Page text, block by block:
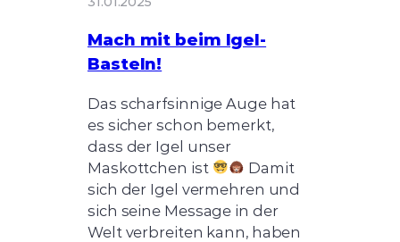
Mach mit beim Igel-
Basteln!
Das scharfsinnige Auge hat
es sicher schon bemerkt,
dass der Igel unser
Maskottchen ist
Damit
sich der Igel vermehren und
sich seine Message in der
Welt verbreiten kann, haben